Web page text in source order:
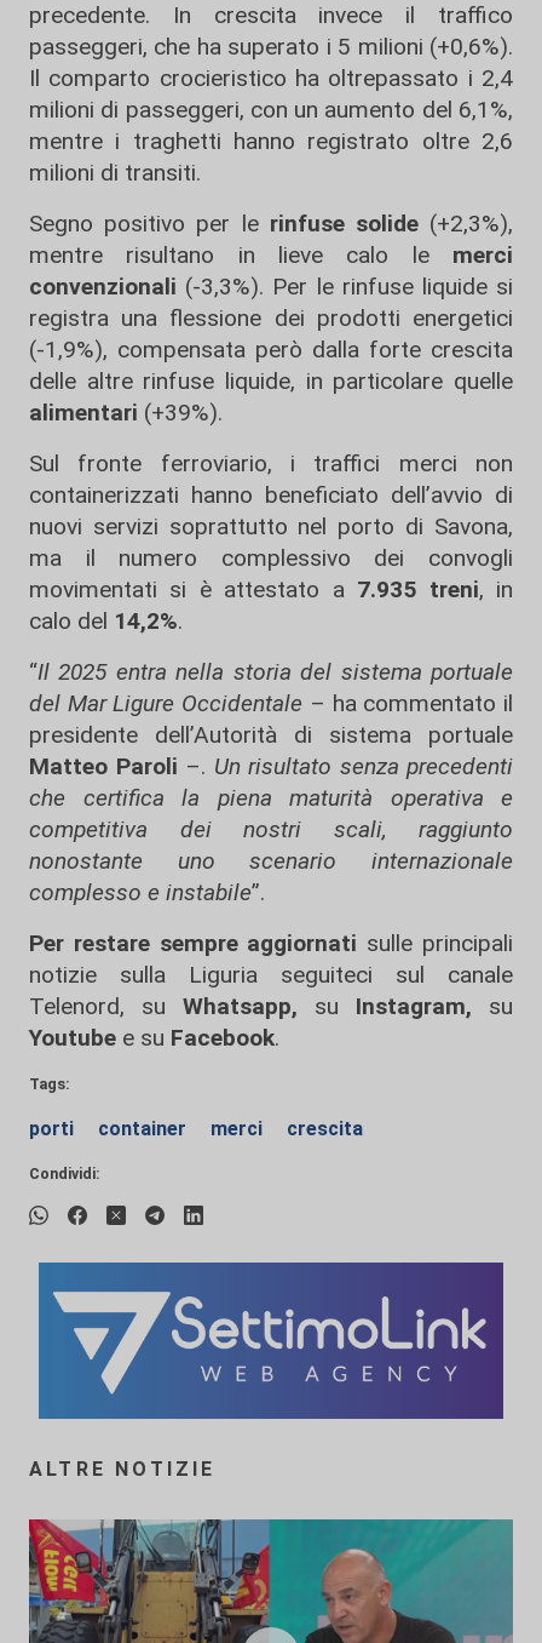
precedente. In crescita invece il traffico
passeggeri, che ha superato i 5 milioni (+0,6%).
Il comparto crocieristico ha oltrepassato i 2,4
milioni di passeggeri, con un aumento del 6,1%,
mentre i traghetti hanno registrato oltre 2,6
milioni di transiti.
Segno positivo per le rinfuse solide(+2,3%),
mentre risultano in lieve calo le merci
convenzionali (-3,3%). Per le rinfuse liquide si
registra una flessione dei prodotti energetici
(-1,9%), compensata però dalla forte crescita
delle altre rinfuse liquide, in particolare quelle
alimentari (+39%).
Sul fronte ferroviario, i traffici merci non
containerizzati hanno beneficiato dell’avvio di
nuovi servizi soprattutto nel porto di Savona,
ma il numero complessivo dei convogli
movimentati si è attestato a 7.935 treni, in
calo del 14,2%.
“Il 2025 entra nella storia del sistema portuale
del Mar Ligure Occidentale – ha commentato il
presidente dell’Autorità di sistema portuale
Matteo Paroli –. Un risultato senza precedenti
che certifica la piena maturità operativa e
competitiva dei nostri scali, raggiunto
nonostante uno scenario internazionale
complesso e instabile”.
Per restare sempre aggiornati sulle principali
notizie sulla Liguria seguiteci sul canale
Telenord, su
Whatsapp, su Instagram, su
Youtube e su Facebook.
Tags:
porti container merci crescita
Condividi:
ALTRE NOTIZIE